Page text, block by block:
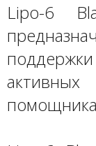
Lipo-6